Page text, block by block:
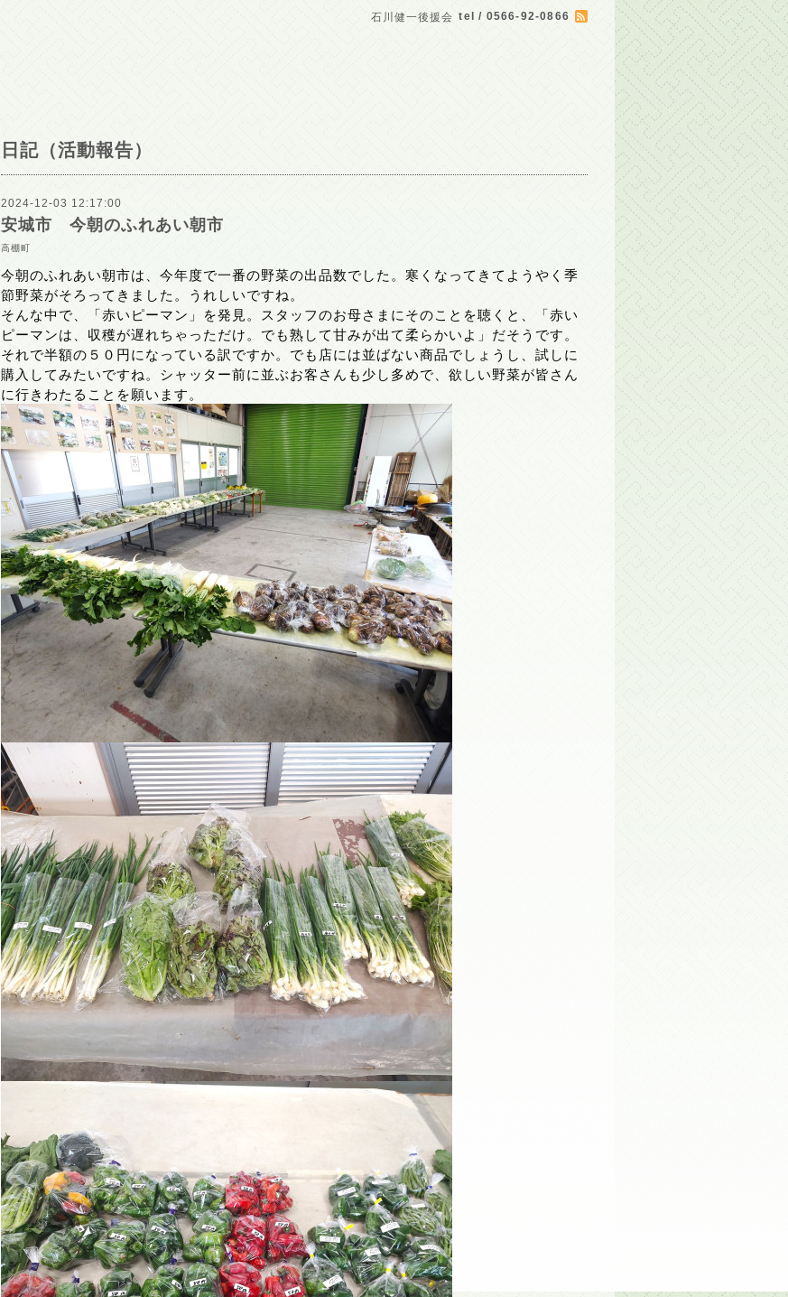
石川健一後援会 tel / 0566-92-0866
日記（活動報告）
2024-12-03 12:17:00
安城市 今朝のふれあい朝市
高棚町
今朝のふれあい朝市は、今年度で一番の野菜の出品数でした。寒くなってきてようやく季
節野菜がそろってきました。うれしいですね。
そんな中で、「赤いピーマン」を発見。スタッフのお母さまにそのことを聴くと、「赤い
ピーマンは、収穫が遅れちゃっただけ。でも熟して甘みが出て柔らかいよ」だそうです。
それで半額の５０円になっている訳ですか。でも店には並ばない商品でしょうし、試しに
購入してみたいですね。シャッター前に並ぶお客さんも少し多めで、欲しい野菜が皆さん
に行きわたることを願います。